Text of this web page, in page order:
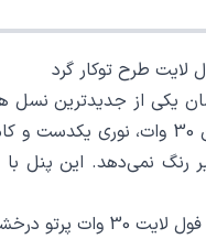
30 وات پرتو درخشان یکی
می‌باشد. این پنل با طراحی
درخشان